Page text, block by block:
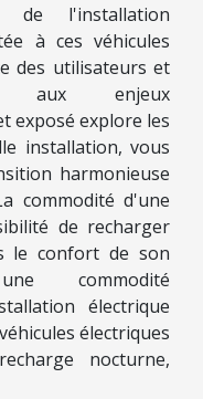
de l'installation
à ces véhicules
des utilisateurs et
aux enjeux
exposé explore les
installation, vous
harmonieuse
commodité d'une
de recharger
le confort de son
commodité
électrique
électriques
nocturne,